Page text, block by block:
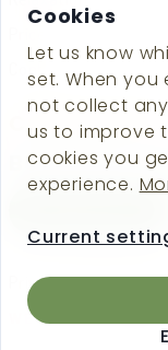
Contact
CONVINCED?
Book your
Privacy Statement
Cookies
Let us know
set. When you
not collect
us to improve
cookies you
experience.
Current